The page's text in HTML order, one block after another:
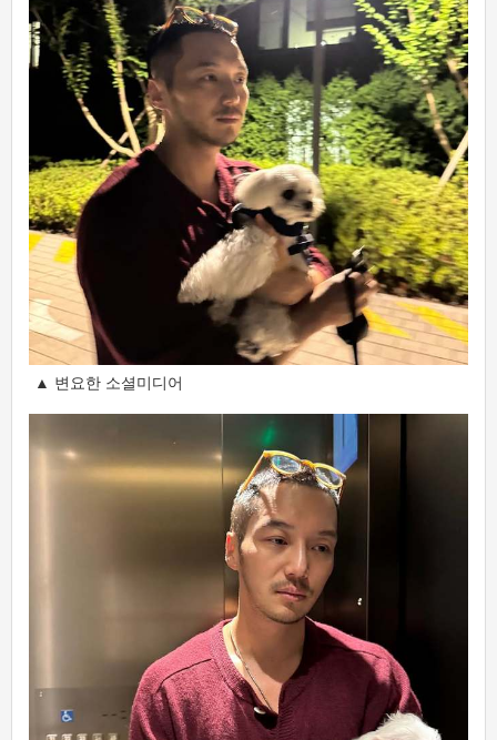
▲ 변요한 소셜미디어